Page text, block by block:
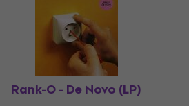
Rank-O - De Novo (LP)